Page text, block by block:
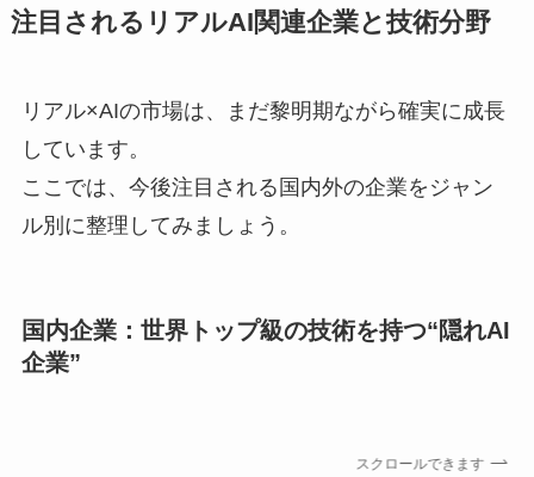
注目されるリアルAI関連企業と技術分野
リアル×AIの市場は、まだ黎明期ながら確実に成長
しています。
ここでは、今後注目される国内外の企業をジャン
ル別に整理してみましょう。
国内企業：世界トップ級の技術を持つ“隠れAI
企業”
スクロールできます